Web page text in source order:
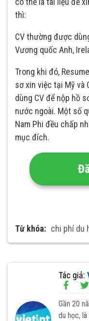
thì:
CV thường được
Vương quốc Anh,
Trong khi đó,
sơ xin việc tại Mỹ và
dùng CV để nộp hồ
nước ngoài. Một số
Nam Phi đều chấp
mục đích.
Từ khóa: chi phí du
Tác giả:
Gần 20
du học,